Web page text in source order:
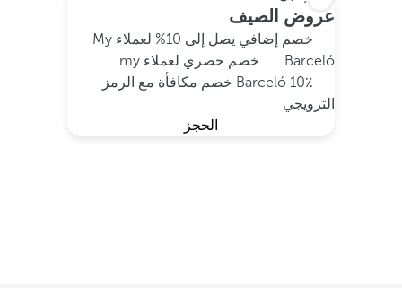
عروض الصيف
خصم إضافي يصل إلى 10% لعملاء My
Barceló
خصم حصري لعملاء my
Barceló 10٪ خصم مكافأة مع الرمز
الترويجي
الحجز